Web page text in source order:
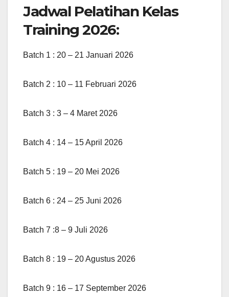
Jadwal Pelatihan Kelas
Training 2026:
Batch 1 : 20 – 21 Januari 2026
Batch 2 : 10 – 11 Februari 2026
Batch 3 : 3 – 4 Maret 2026
Batch 4 : 14 – 15 April 2026
Batch 5 : 19 – 20 Mei 2026
Batch 6 : 24 – 25 Juni 2026
Batch 7 :8 – 9 Juli 2026
Batch 8 : 19 – 20 Agustus 2026
Batch 9 : 16 – 17 September 2026